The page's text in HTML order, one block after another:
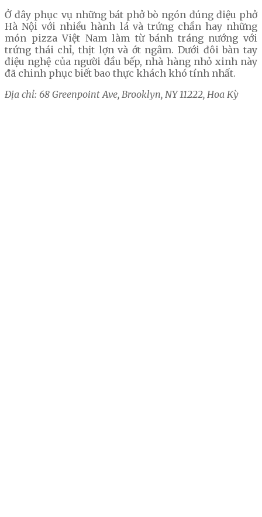
Ở đây phục vụ những bát phở bò ngón đúng điệu phở
Hà Nội với nhiều hành lá và trứng chần hay những
món pizza Việt Nam làm từ bánh tráng nướng với
trứng thái chỉ, thịt lợn và ớt ngâm. Dưới đôi bàn tay
điệu nghệ của người đầu bếp, nhà hàng nhỏ xinh này
đã chinh phục biết bao thực khách khó tính nhất.
Địa chỉ: 68 Greenpoint Ave, Brooklyn, NY 11222, Hoa Kỳ